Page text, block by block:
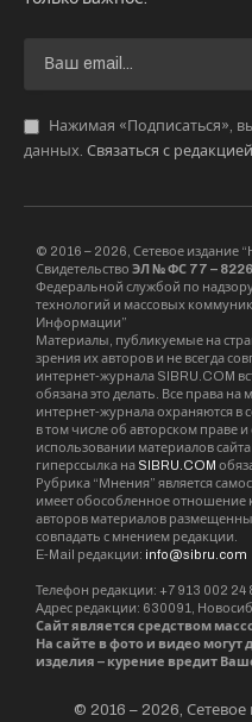
Нажимая «Подписаться»,
данных. Связаться с редакцией
© 2016 – 2026, Сетевое издание
Свидетельство ЭЛ № ФС 77 –
Федеральной службой по
технологий и массовых
Информации”
Материалы, публикуемые на
зрения их авторов и не всегда
интернет-журнала SIBRU.COM
обязана это делать. Все права
интернет-журнала охраняются в
в том числе об авторском праве
использовании материалов
гиперссылка на SIBRU.COM
Рубрика “Мнения” является
имеет обособленное отношение
авторов материалов
совпадать с мнением редакции.
E-Mail редакции: info@sibru.com
Телефон редакции: +7 913 002 24
Адрес редакции: 630091,
Сайт является средством
На сайте в фото и видео
изделия – курение вредит
© 2016 – 2026,